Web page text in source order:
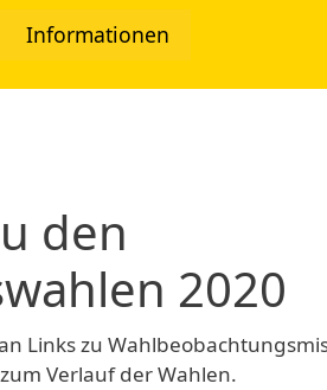
Informationen
den
2020
Links zu
Verlauf der Wahlen.